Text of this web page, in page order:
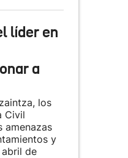
líder en
a
los
Civil
amenazas
y
de